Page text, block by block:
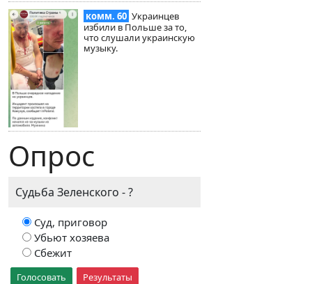
комм. 60 Украинцев
избили в Польше за то,
что слушали украинскую
музыку.
Опрос
Судьба Зеленского - ?
Суд, приговор
Убьют хозяева
Сбежит
Голосовать Результаты